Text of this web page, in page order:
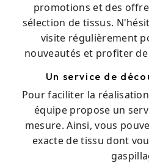
promotions et des
sélection de tissus.
visite régulièrement
nouveautés et profiter
Un service de
Pour faciliter la
équipe propose un
mesure. Ainsi, vous
exacte de tissu dont